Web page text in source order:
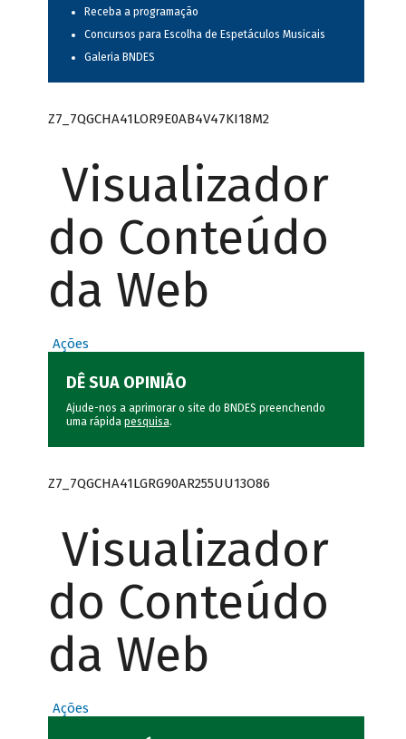
Receba a programação
Concursos para Escolha de Espetáculos Musicais
Galeria BNDES
Z7_7QGCHA41LOR9E0AB4V47KI18M2
Visualizador
do Conteúdo
da Web
Ações
DÊ SUA OPINIÃO
Ajude-nos a aprimorar o site do BNDES preenchendo
uma rápida pesquisa.
Z7_7QGCHA41LGRG90AR255UU13O86
Visualizador
do Conteúdo
da Web
Ações